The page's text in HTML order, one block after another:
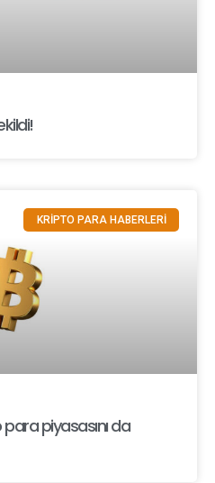
KRİPTO PARA HABERLERİ
piyasasını da